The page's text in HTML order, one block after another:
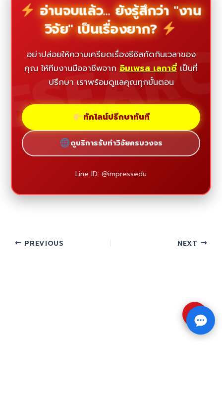
อ่านจบแล้ว... ยังรู้สึกว่า "งาน
วิจัย" เป็นเรื่องยาก?
อย่าปล่อยให้ความเครียดเรื่องธีซิสกัดกินเวลาของ
คุณ ให้ทีมงานมืออาชีพจาก อิมเพรส เลกาซี่ เป็นที่
ปรึกษา เราพร้อมดูแลคุณทุกขั้นตอน
ทักไลน์ปรึกษาทันที
ดูบริการรับทำวิจัยครบวงจร
Line ID: @impressedu
PREVIOUS NEXT
⇧